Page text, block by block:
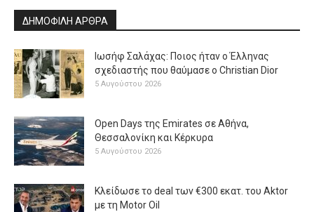
ΔΗΜΟΦΙΛΗ ΑΡΘΡΑ
Ιωσήφ Σαλάχας: Ποιος ήταν ο Έλληνας
σχεδιαστής που θαύμασε ο Christian Dior
5 Αυγούστου 2026
Open Days της Emirates σε Αθήνα,
Θεσσαλονίκη και Κέρκυρα
5 Αυγούστου 2026
Κλείδωσε το deal των €300 εκατ. του Aktor
με τη Μotor Oil